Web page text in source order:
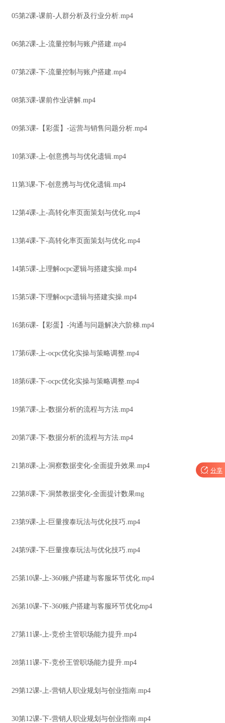
05第2课-课前-人群分析及行业分析.mp4
06第2课-上-流量控制与账户搭建.mp4
07第2课-下-流量控制与账户搭建.mp4
08第3课-课前作业讲解.mp4
09第3课-【彩蛋】-运营与销售问题分析.mp4
10第3课-上-创意携与与优化遗辑.mp4
11第3课-下-创意携与与优化遗辑.mp4
12第4课-上-高转化率页面策划与优化.mp4
13第4课-下-高转化率页面策划与优化.mp4
14第5课-上理解ocpc逻辑与搭建实操.mp4
15第5课-下理解ocpc遗辑与搭建实操.mp4
16第6课-【彩蛋】-沟通与问题解决六阶梯.mp4
17第6课-上-ocpc优化实操与策略调整.mp4
18第6课-下-ocpc优化实操与策略调整.mp4
19第7课-上-数据分析的流程与方法.mp4
20第7课-下-数据分析的流程与方法.mp4
21第8课-上-洞察数据变化-全面提升效果.mp4
22第8课-下-洞禁教据变化-全面提计数果mg
23第9课-上-巨量搜泰玩法与优化技巧.mp4
24第9课-下-巨量搜泰玩法与优化技巧.mp4
25第10课-上-360账户搭建与客服坏节优化.mp4
26第10课-下-360账户搭建与客服环节优化mp4
27第11课-上-竞价主管职场能力提升.mp4
28第11课-下-竞价王管职场能力提升.mp4
29第12课-上-营销人职业规划与创业指南.mp4
30第12课-下-营销人职业规划与创业指南.mp4
 分享